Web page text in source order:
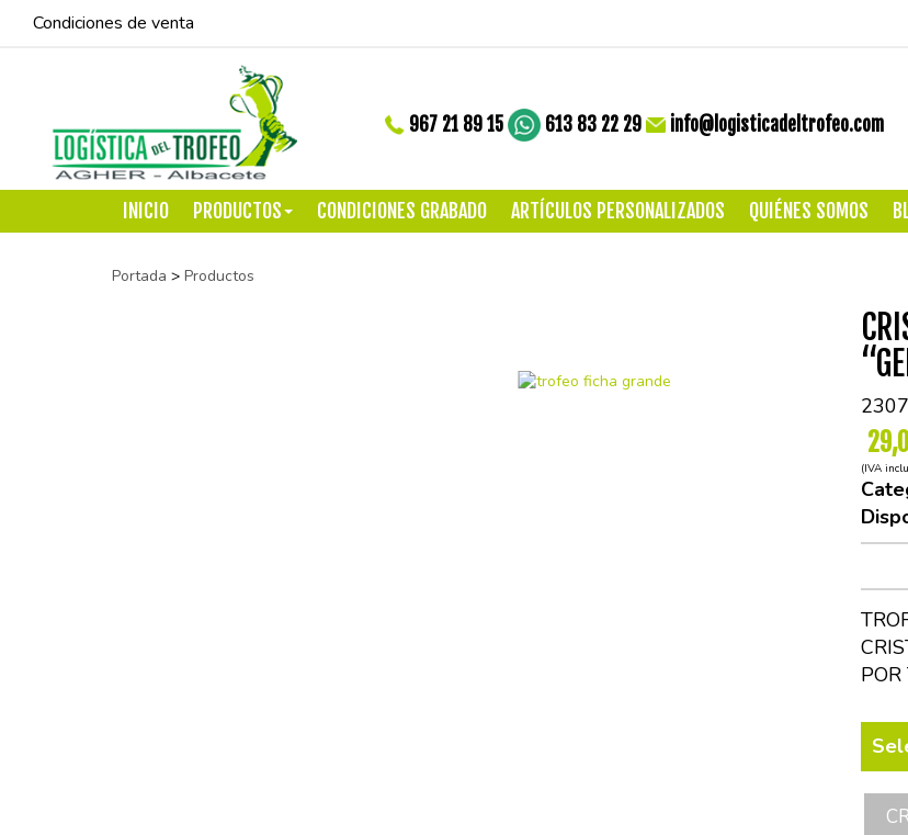
Condiciones de venta
967 21 89 15 613 83 22 29 info@logisticadeltrofeo.com
INICIO PRODUCTOS CONDICIONES GRABADO ARTÍCULOS PERSONALIZADOS QUIÉNES SOMOS
Portada > Productos
(IVA